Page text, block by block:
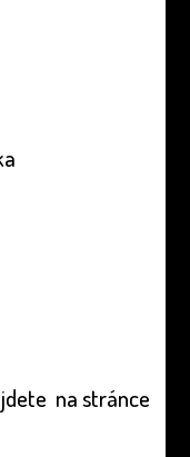
na stránce